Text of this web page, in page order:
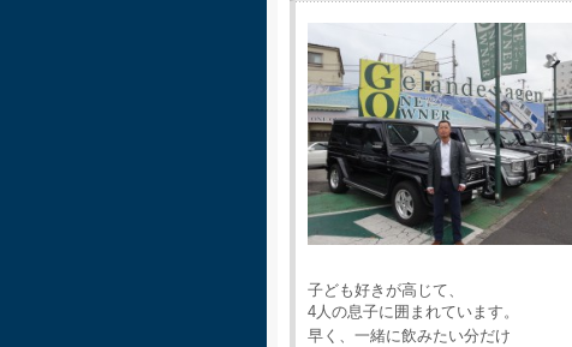
子ども好きが高じて、
4人の息子に囲まれています。
早く、一緒に飲みたい分だけ